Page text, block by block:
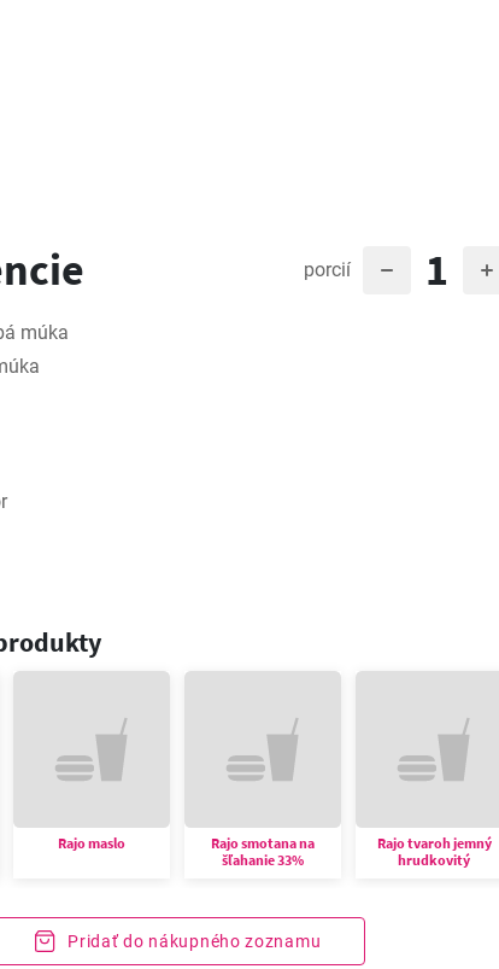
porcií 1
múka
Rajo maslo
Rajo smotana na
šľahanie 33%
Rajo tvaroh jemný
hrudkovitý
Pridať do nákupného zoznamu